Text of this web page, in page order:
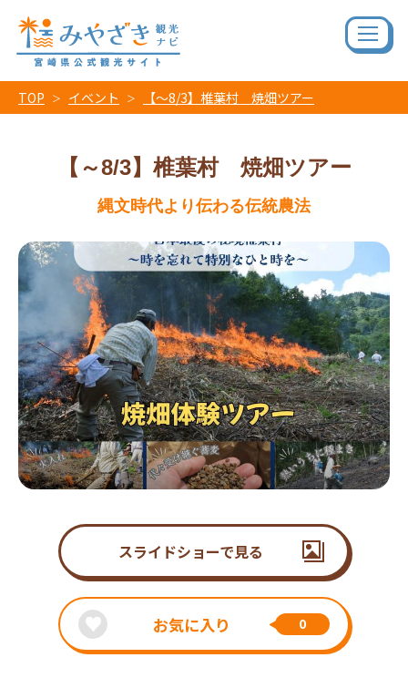
TOP イベント 【～8/3】椎葉村 焼畑ツアー
【～8/3】椎葉村 焼畑ツアー
縄文時代より伝わる伝統農法
スライドショーで見る
お気に入り 0